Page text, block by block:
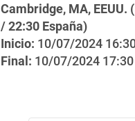
Cambridge, MA, EEUU.
/ 22:30 España)
Inicio: 10/07/2024
Final: 10/07/2024 17:30